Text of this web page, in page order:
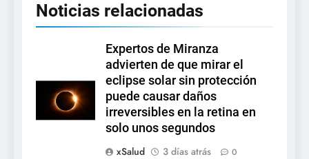
Noticias relacionadas
Expertos de Miranza
advierten de que mirar el
eclipse solar sin protección
puede causar daños
irreversibles en la retina en
solo unos segundos
xSalud
3 días atrás 0